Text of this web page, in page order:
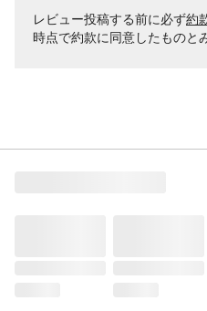
レビュー投稿する前に必ず約
時点で約款に同意したものと